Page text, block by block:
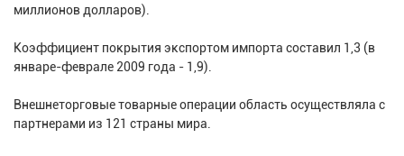
миллионов долларов).
Коэффициент покрытия экспортом импорта составил 1,3 (в
январе-феврале 2009 года - 1,9).
Внешнеторговые товарные операции область осуществляла с
партнерами из 121 страны мира.